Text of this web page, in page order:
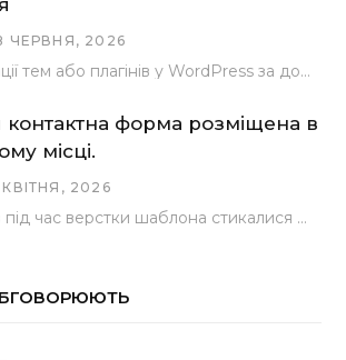
ЧЕРВНЯ, 2026
Під час локалізації тем або плагінів у WordPress за допомогою популярного інструменту Loco Translate розробники…
форма розміщена в
місці.
КВІТНЯ, 2026
Вже кілька разів під час верстки шаблона стикалися з проблемою, коли замість контактної форми, згенерованої…